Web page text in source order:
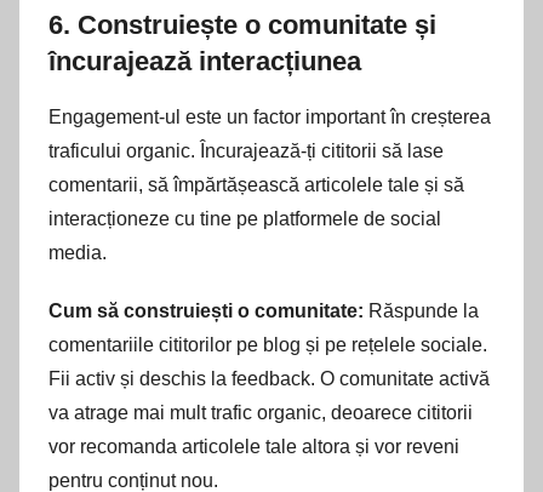
6. Construiește o comunitate și
încurajează interacțiunea
Engagement-ul este un factor important în creșterea
traficului organic. Încurajează-ți cititorii să lase
comentarii, să împărtășească articolele tale și să
interacționeze cu tine pe platformele de social
media.
Cum să construiești o comunitate: Răspunde la
comentariile cititorilor pe blog și pe rețelele sociale.
Fii activ și deschis la feedback. O comunitate activă
va atrage mai mult trafic organic, deoarece cititorii
vor recomanda articolele tale altora și vor reveni
pentru conținut nou.